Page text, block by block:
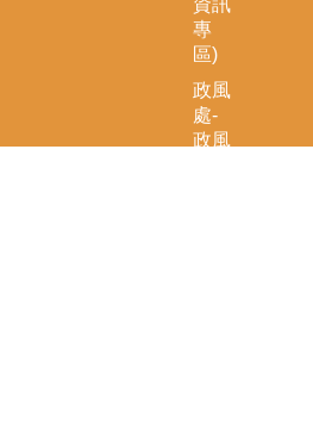
資訊
專
區)
政風
處-
政風